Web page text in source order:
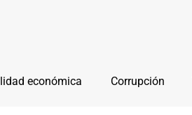
económica Corrupción